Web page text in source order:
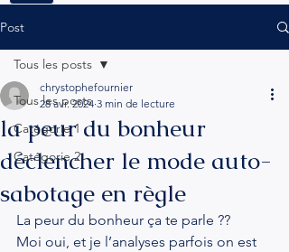
Post
Tous les posts
Catégorie 1
Catégorie 2
Tous les posts
la peur du bonheur
déclencher le mode auto-
sabotage en règle
chrystophefournier
28 avr. 2024 3 min de lecture
La peur du bonheur ça te parle ??
Moi oui, et je l’analyses parfois on est